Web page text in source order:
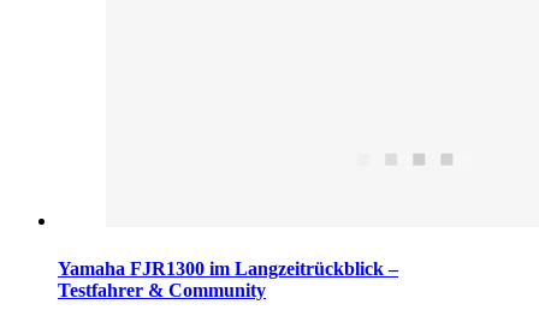
Yamaha FJR1300 im Langzeitrückblick –
Testfahrer & Community